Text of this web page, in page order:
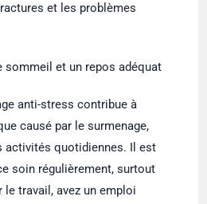
et les problèmes
sommeil et un repos adéquat
anti-stress contribue à
causé par le surmenage,
activités quotidiennes. Il est
soin régulièrement, surtout
le travail, avez un emploi